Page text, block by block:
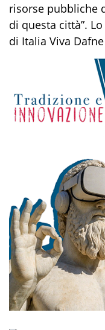
risorse pubbliche
di questa città”.
di Italia Viva